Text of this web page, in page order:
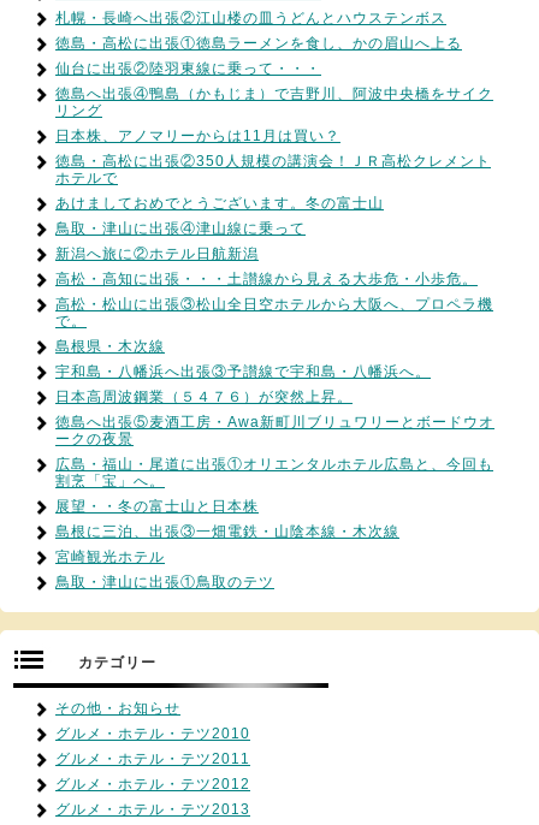
札幌・長崎へ出張②江山楼の皿うどんとハウステンボス
徳島・高松に出張①徳島ラーメンを食し、かの眉山へ上る
仙台に出張②陸羽東線に乗って・・・
徳島へ出張④鴨島（かもじま）で吉野川、阿波中央橋をサイク
リング
日本株、アノマリーからは11月は買い？
徳島・高松に出張②350人規模の講演会！ＪＲ高松クレメント
ホテルで
あけましておめでとうございます。冬の富士山
鳥取・津山に出張④津山線に乗って
新潟へ旅に②ホテル日航新潟
高松・高知に出張・・・土讃線から見える大歩危・小歩危。
高松・松山に出張③松山全日空ホテルから大阪へ、プロペラ機
で。
島根県・木次線
宇和島・八幡浜へ出張③予讃線で宇和島・八幡浜へ。
日本高周波鋼業（５４７６）が突然上昇。
徳島へ出張⑤麦酒工房・Awa新町川ブリュワリーとボードウオ
ークの夜景
広島・福山・尾道に出張①オリエンタルホテル広島と、今回も
割烹「宝」へ。
展望・・冬の富士山と日本株
島根に三泊、出張③一畑電鉄・山陰本線・木次線
宮崎観光ホテル
鳥取・津山に出張①鳥取のテツ
カテゴリー
その他・お知らせ
グルメ・ホテル・テツ2010
グルメ・ホテル・テツ2011
グルメ・ホテル・テツ2012
グルメ・ホテル・テツ2013